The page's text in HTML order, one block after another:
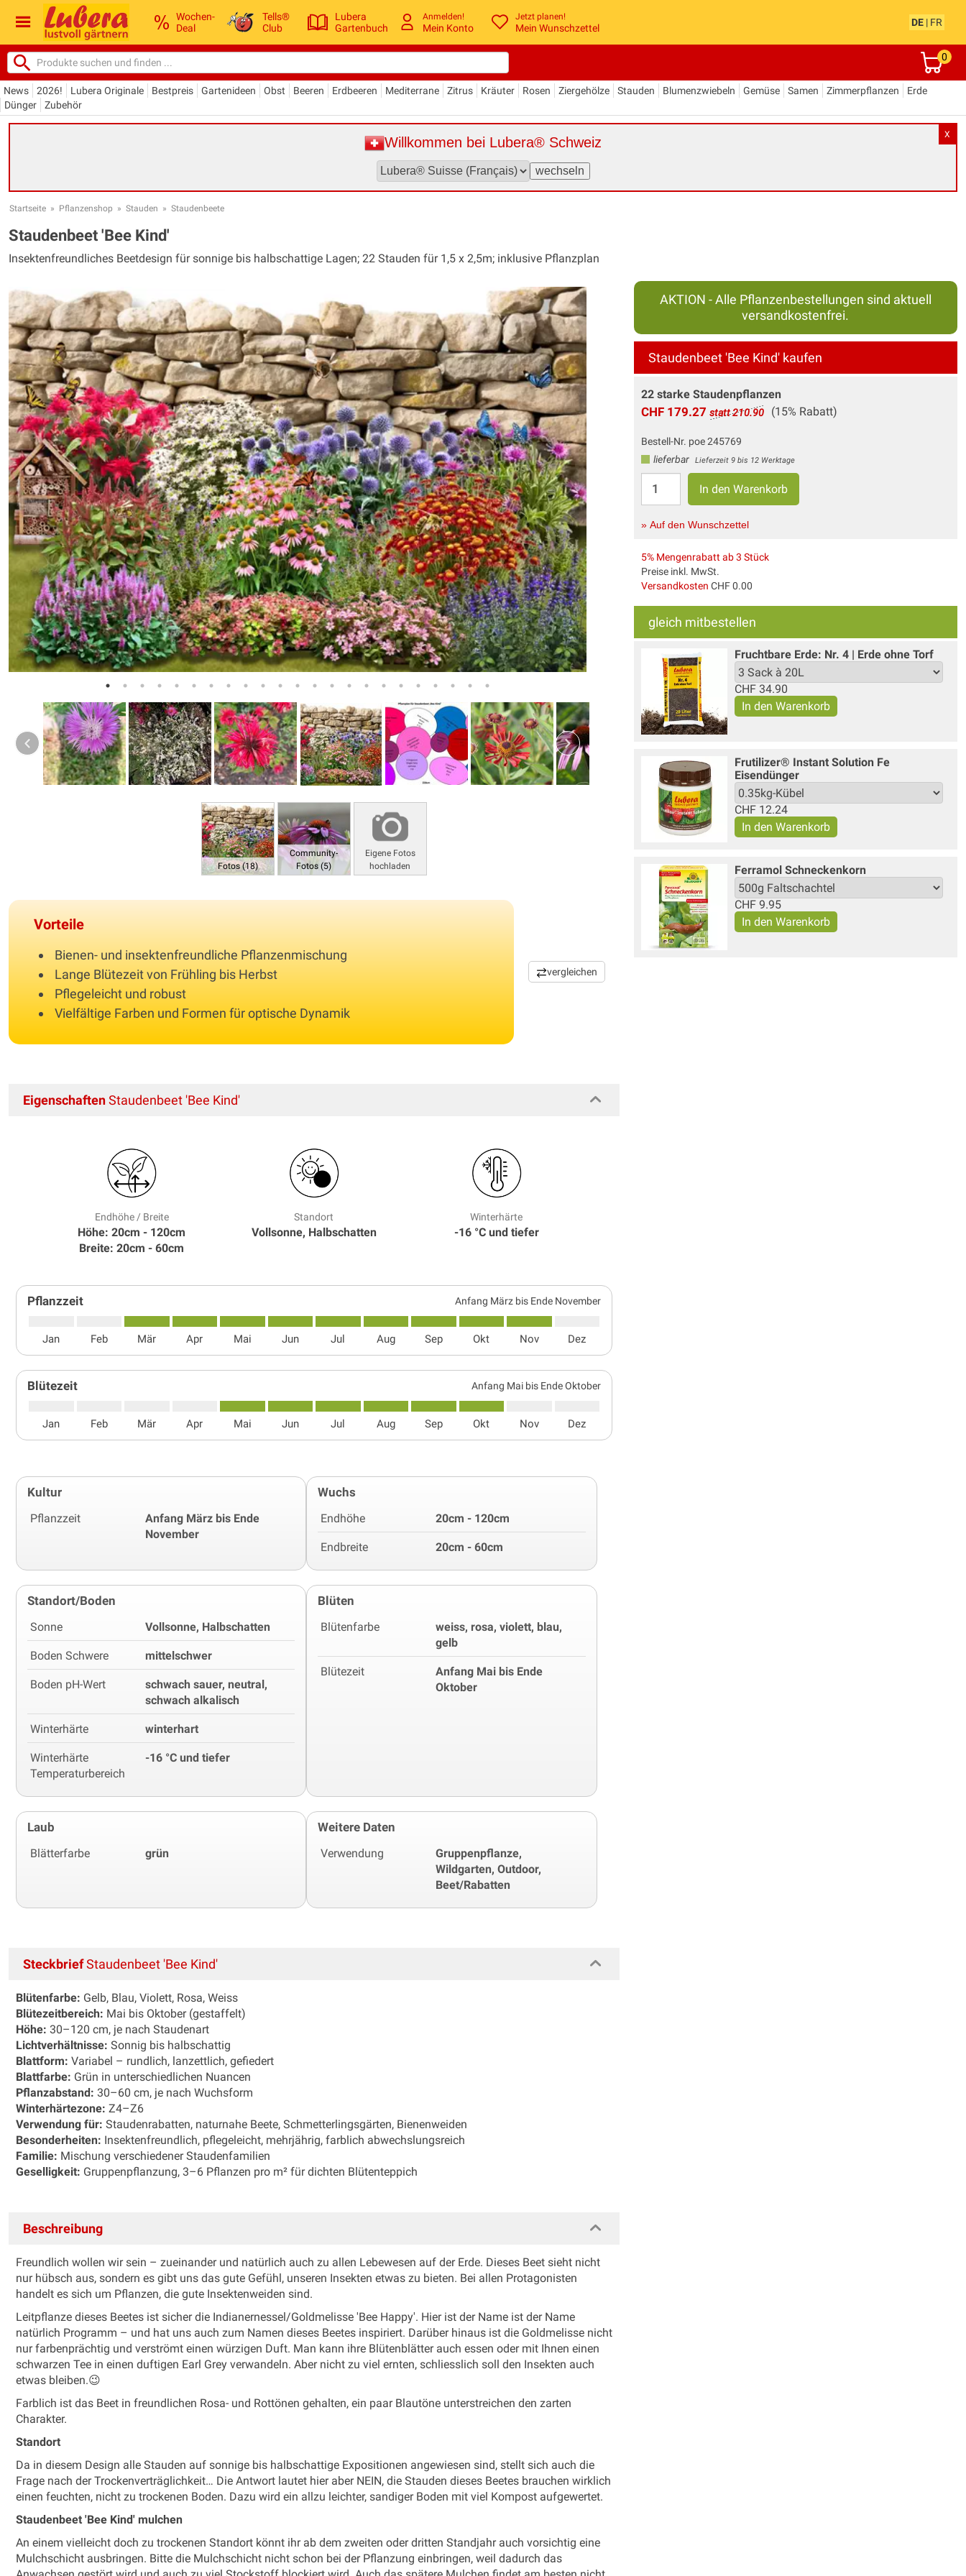
Wochen-
Deal
Tells®
Club
Lubera
Gartenbuch
Anmelden!
Mein Konto
Jetzt planen!
Mein Wunschzettel
DE | FR
0
News 2026! Lubera Originale Bestpreis Gartenideen Obst Beeren Erdbeeren Mediterrane Zitrus Kräuter Rosen Ziergehölze Stauden Blumenzwiebeln Gemüse Samen Zimmerpflanzen
Erde
Dünger
Zubehör
X
Willkommen bei Lubera® Schweiz
Startseite » Pflanzenshop » Stauden » Staudenbeete
Staudenbeet 'Bee Kind'
Insektenfreundliches Beetdesign für sonnige bis halbschattige Lagen; 22 Stauden für 1,5 x 2,5m; inklusive Pflanzplan
Fotos (18)
Community-
Fotos (5)
Eigene Fotos
hochladen
Vorteile
Bienen- und insektenfreundliche Pflanzenmischung
Lange Blütezeit von Frühling bis Herbst
Pflegeleicht und robust
Vielfältige Farben und Formen für optische Dynamik
vergleichen
AKTION - Alle Pflanzenbestellungen sind aktuell
versandkostenfrei.
Staudenbeet 'Bee Kind' kaufen
22 starke Staudenpflanzen
CHF 179.27 statt 210.90 (15% Rabatt)
Bestell-Nr. poe 245769
lieferbar
Lieferzeit 9 bis 12 Werktage
» Auf den Wunschzettel
5% Mengenrabatt ab 3 Stück
Preise inkl. MwSt.
Versandkosten CHF 0.00
gleich mitbestellen
Fruchtbare Erde: Nr. 4 | Erde ohne Torf
CHF 34.90
Frutilizer® Instant Solution Fe
Eisendünger
CHF 12.24
Ferramol Schneckenkorn
CHF 9.95
EigenschaftenStaudenbeet 'Bee Kind'
Endhöhe / Breite
Höhe: 20cm - 120cm
Breite: 20cm - 60cm
Standort
Vollsonne, Halbschatten
Winterhärte
-16 °C und tiefer
Pflanzzeit Anfang März bis Ende November
Jan Feb Mär Apr Mai Jun Jul Aug Sep Okt Nov Dez
Blütezeit Anfang Mai bis Ende Oktober
Jan Feb Mär Apr Mai Jun Jul Aug Sep Okt Nov Dez
Kultur
Pflanzzeit
Anfang März bis Ende
November
Wuchs
Endhöhe 20cm - 120cm
Endbreite 20cm - 60cm
Standort/Boden
Sonne Vollsonne, Halbschatten
Boden Schwere mittelschwer
Boden pH-Wert
schwach sauer, neutral,
schwach alkalisch
Winterhärte winterhart
Winterhärte
Temperaturbereich
-16 °C und tiefer
Blüten
Blütenfarbe
weiss, rosa, violett, blau,
gelb
Blütezeit
Anfang Mai bis Ende
Oktober
Laub
Blätterfarbe grün
Weitere Daten
Verwendung
Gruppenpflanze,
Wildgarten, Outdoor,
Beet/Rabatten
SteckbriefStaudenbeet 'Bee Kind'
Blütenfarbe: Gelb, Blau, Violett, Rosa, Weiss
Blütezeitbereich: Mai bis Oktober (gestaffelt)
Höhe: 30–120 cm, je nach Staudenart
Lichtverhältnisse: Sonnig bis halbschattig
Blattform: Variabel – rundlich, lanzettlich, gefiedert
Blattfarbe: Grün in unterschiedlichen Nuancen
Pflanzabstand: 30–60 cm, je nach Wuchsform
Winterhärtezone: Z4–Z6
Verwendung für: Staudenrabatten, naturnahe Beete, Schmetterlingsgärten, Bienenweiden
Besonderheiten: Insektenfreundlich, pflegeleicht, mehrjährig, farblich abwechslungsreich
Familie: Mischung verschiedener Staudenfamilien
Geselligkeit: Gruppenpflanzung, 3–6 Pflanzen pro m² für dichten Blütenteppich
Beschreibung
Freundlich wollen wir sein – zueinander und natürlich auch zu allen Lebewesen auf der Erde. Dieses Beet sieht nicht
nur hübsch aus, sondern es gibt uns das gute Gefühl, unseren Insekten etwas zu bieten. Bei allen Protagonisten
handelt es sich um Pflanzen, die gute Insektenweiden sind.
Leitpflanze dieses Beetes ist sicher die Indianernessel/Goldmelisse 'Bee Happy'. Hier ist der Name ist der Name
natürlich Programm – und hat uns auch zum Namen dieses Beetes inspiriert. Darüber hinaus ist die Goldmelisse nicht
nur farbenprächtig und verströmt einen würzigen Duft. Man kann ihre Blütenblätter auch essen oder mit Ihnen einen
schwarzen Tee in einen duftigen Earl Grey verwandeln. Aber nicht zu viel ernten, schliesslich soll den Insekten auch
etwas bleiben.😉
Farblich ist das Beet in freundlichen Rosa- und Rottönen gehalten, ein paar Blautöne unterstreichen den zarten
Charakter.
Standort
Da in diesem Design alle Stauden auf sonnige bis halbschattige Expositionen angewiesen sind, stellt sich auch die
Frage nach der Trockenverträglichkeit… Die Antwort lautet hier aber NEIN, die Stauden dieses Beetes brauchen wirklich
einen feuchten, nicht zu trockenen Boden. Dazu wird ein allzu leichter, sandiger Boden mit viel Kompost aufgewertet.
Staudenbeet 'Bee Kind' mulchen
An einem vielleicht doch zu trockenen Standort könnt ihr ab dem zweiten oder dritten Standjahr auch vorsichtig eine
Mulchschicht ausbringen. Bitte die Mulchschicht nicht schon bei der Pflanzung einbringen, weil dadurch das